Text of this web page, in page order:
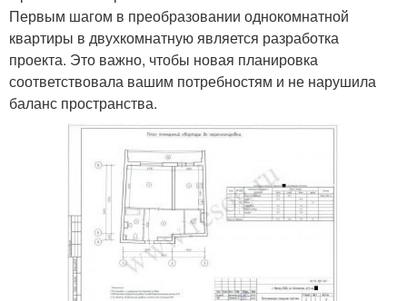
Первым шагом в преобразовании однокомнатной
квартиры в двухкомнатную является разработка
проекта. Это важно, чтобы новая планировка
соответствовала вашим потребностям и не нарушила
баланс пространства.